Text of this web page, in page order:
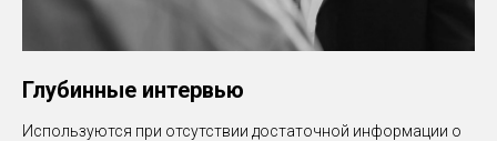
Глубинные интервью
Используются при отсутствии достаточной информации о